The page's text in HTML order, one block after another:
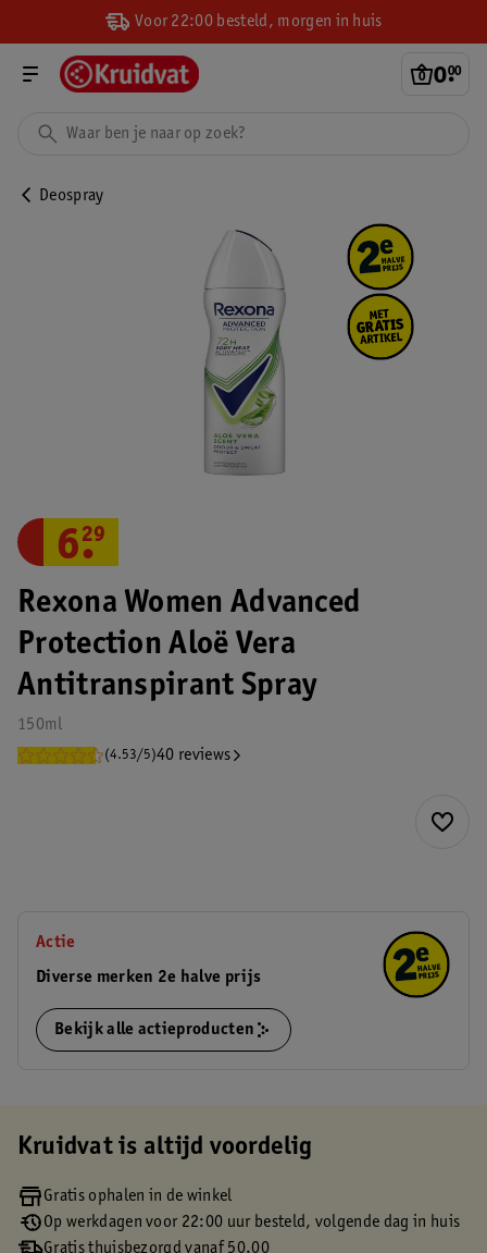
Voor 22:00 besteld, morgen in huis
0.
00
Deospray
Rexona Women Advanced
Protection Aloë Vera
Antitranspirant Spray
150ml
(4.53/5)40 reviews
6.
29
Actie
Diverse merken 2e halve prijs
Bekijk alle actieproducten
Kruidvat is altijd voordelig
Gratis ophalen in de winkel
Op werkdagen voor 22:00 uur besteld, volgende dag in huis
Gratis thuisbezorgd vanaf 50.00